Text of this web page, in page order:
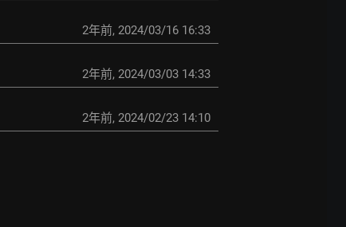
2年前, 2024/03/16 16:33
2年前, 2024/03/03 14:33
2年前, 2024/02/23 14:10